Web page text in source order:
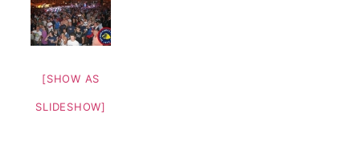
[SHOW AS
SLIDESHOW]